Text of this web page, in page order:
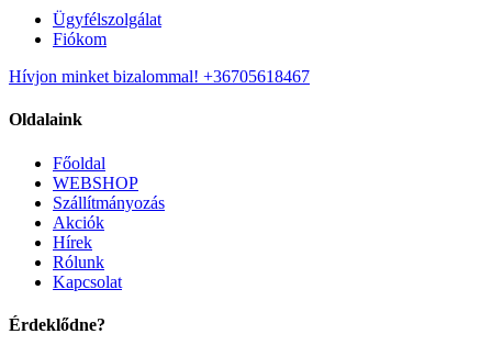
Ügyfélszolgálat
Fiókom
Hívjon minket bizalommal! +36705618467
Oldalaink
Főoldal
WEBSHOP
Szállítmányozás
Akciók
Hírek
Rólunk
Kapcsolat
Érdeklődne?